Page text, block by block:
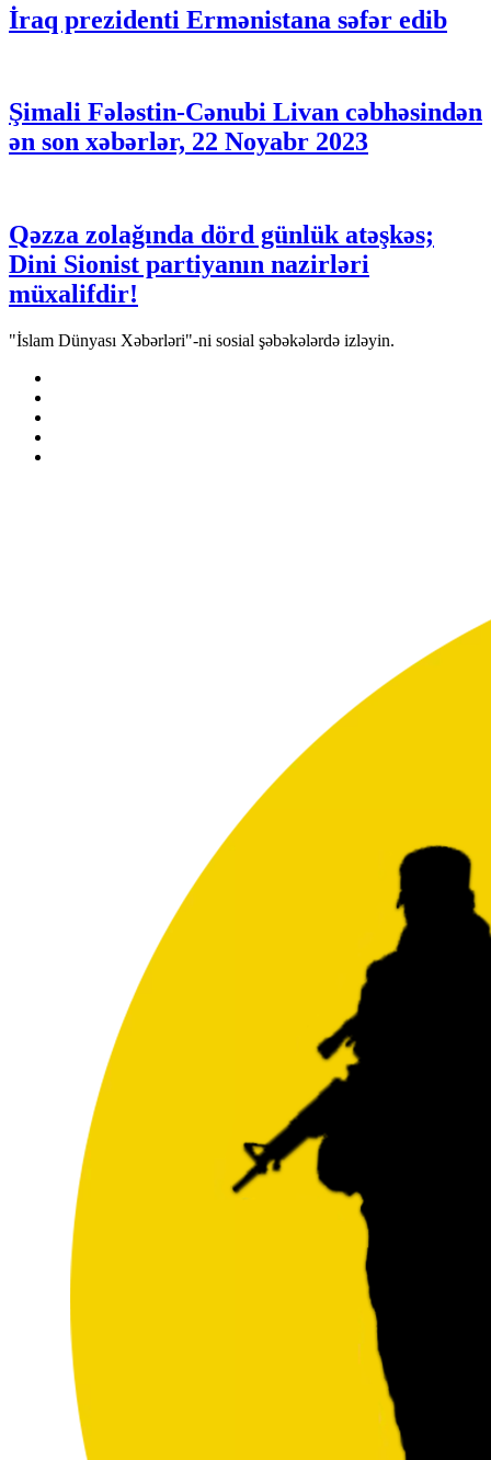
İraq prezidenti Ermənistana səfər edib
Şimali Fələstin-Cənubi Livan cəbhəsindən
ən son xəbərlər, 22 Noyabr 2023
Qəzza zolağında dörd günlük atəşkəs;
Dini Sionist partiyanın nazirləri
müxalifdir!
"İslam Dünyası Xəbərləri"-ni sosial şəbəkələrdə izləyin.